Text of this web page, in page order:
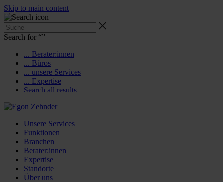
Skip to main content
Search for “”
... Berater:innen
... Büros
... unsere Services
... Expertise
Search all results
Unsere Services
Funktionen
Branchen
Berater:innen
Expertise
Standorte
Über uns